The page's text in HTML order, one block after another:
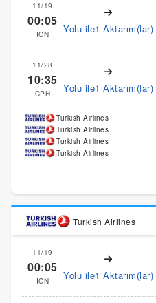
11/19
00:05
ICN Yolu ile1 Aktarım(lar)
11/28
10:35
CPH Yolu ile1 Aktarım(lar)
Turkish Airlines
Turkish Airlines
Turkish Airlines
Turkish Airlines
Turkish Airlines
11/19
00:05
ICN Yolu ile1 Aktarım(lar)